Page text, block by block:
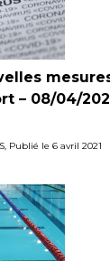
– 08/04/
Publié le 6 avril 2021